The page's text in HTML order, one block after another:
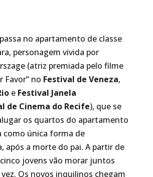
no apartamento de classe
personagem vivida por
(atriz premiada pelo filme
Favor” no Festival de Veneza,
e Festival Janela
de Cinema do Recife), que se
os quartos do apartamento
como única forma de
após a morte do pai. A partir de
jovens vão morar juntos
Os novos inquilinos chegam